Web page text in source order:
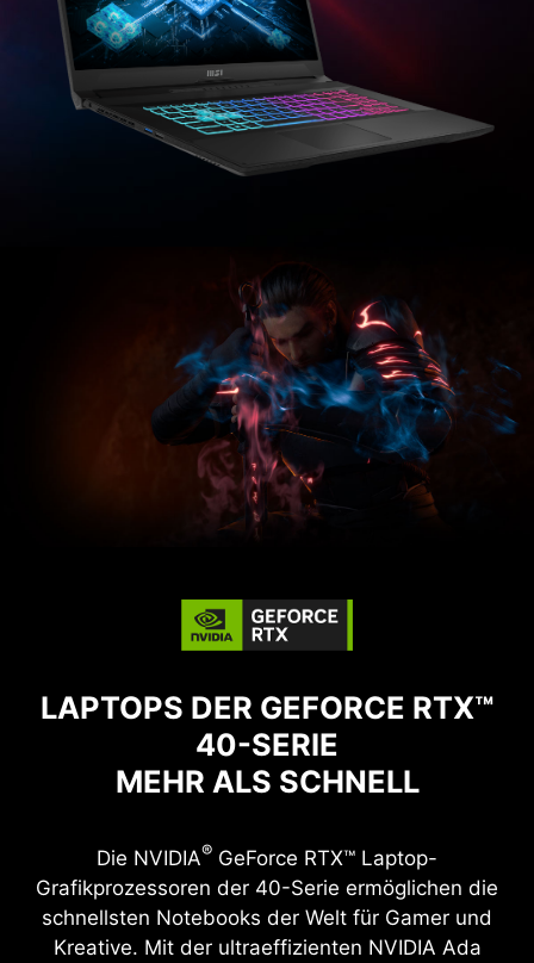
LAPTOPS DER GEFORCE RTX™
40-SERIE
MEHR ALS SCHNELL
Die NVIDIA® GeForce RTX™ Laptop-
Grafikprozessoren der 40-Serie ermöglichen die
schnellsten Notebooks der Welt für Gamer und
Kreative. Mit der ultraeffizienten NVIDIA Ada